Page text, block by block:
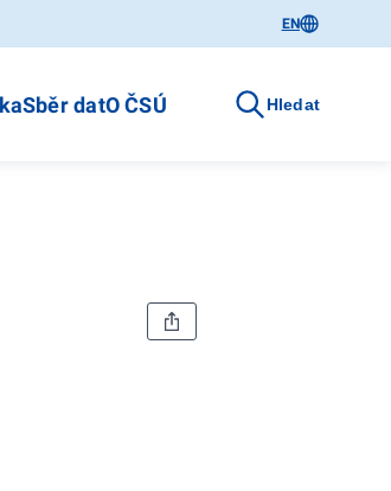
EN
Sběr datO ČSÚ Hledat